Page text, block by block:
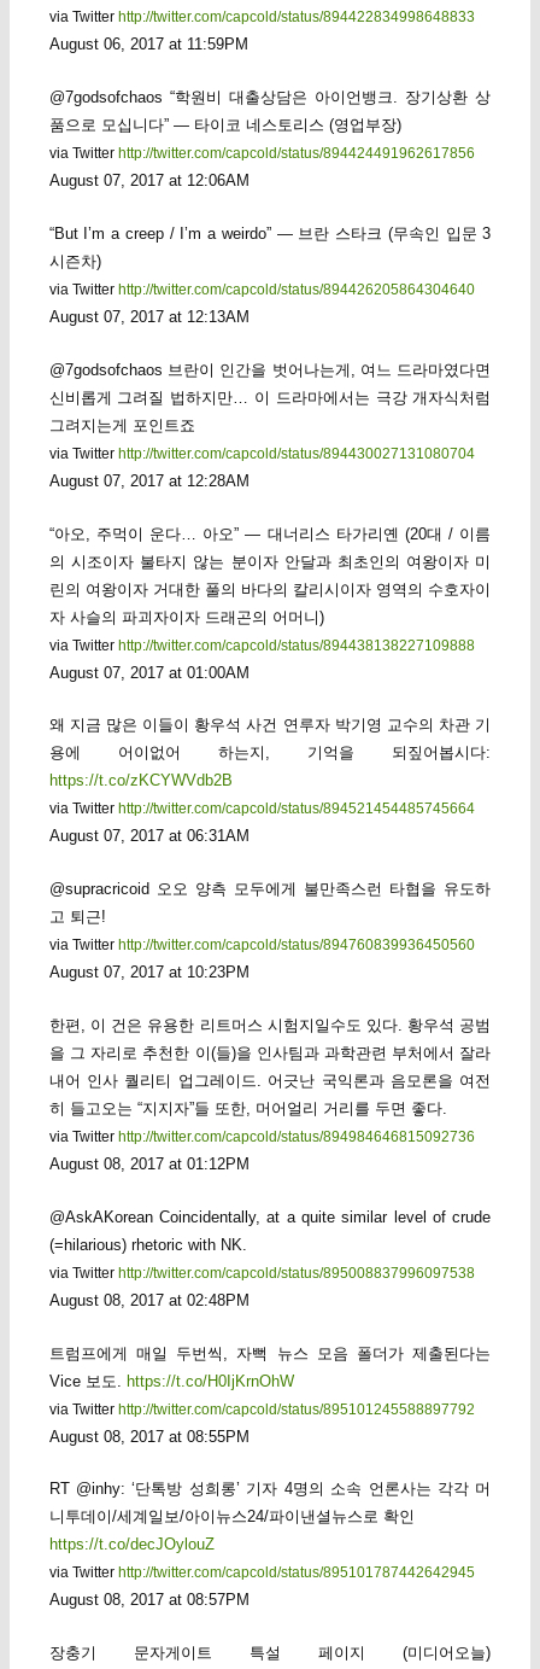
via Twitter http://twitter.com/capcold/status/894422834998648833
August 06, 2017 at 11:59PM
@7godsofchaos “학원비 대출상담은 아이언뱅크. 장기상환 상
품으로 모십니다” — 타이코 네스토리스 (영업부장)
via Twitter http://twitter.com/capcold/status/894424491962617856
August 07, 2017 at 12:06AM
“But I’m a creep / I’m a weirdo” — 브란 스타크 (무속인 입문 3
시즌차)
via Twitter http://twitter.com/capcold/status/894426205864304640
August 07, 2017 at 12:13AM
@7godsofchaos 브란이 인간을 벗어나는게, 여느 드라마였다면
신비롭게 그려질 법하지만… 이 드라마에서는 극강 개자식처럼
그려지는게 포인트죠
via Twitter http://twitter.com/capcold/status/894430027131080704
August 07, 2017 at 12:28AM
“아오, 주먹이 운다… 아오” — 대너리스 타가리옌 (20대 / 이름
의 시조이자 불타지 않는 분이자 안달과 최초인의 여왕이자 미
린의 여왕이자 거대한 풀의 바다의 칼리시이자 영역의 수호자이
자 사슬의 파괴자이자 드래곤의 어머니)
via Twitter http://twitter.com/capcold/status/894438138227109888
August 07, 2017 at 01:00AM
왜 지금 많은 이들이 황우석 사건 연루자 박기영 교수의 차관 기
용에 어이없어 하는지, 기억을 되짚어봅시다:
https://t.co/zKCYWVdb2B
via Twitter http://twitter.com/capcold/status/894521454485745664
August 07, 2017 at 06:31AM
@supracricoid 오오 양측 모두에게 불만족스런 타협을 유도하
고 퇴근!
via Twitter http://twitter.com/capcold/status/894760839936450560
August 07, 2017 at 10:23PM
한편, 이 건은 유용한 리트머스 시험지일수도 있다. 황우석 공범
을 그 자리로 추천한 이(들)을 인사팀과 과학관련 부처에서 잘라
내어 인사 퀄리티 업그레이드. 어긋난 국익론과 음모론을 여전
히 들고오는 “지지자”들 또한, 머어얼리 거리를 두면 좋다.
via Twitter http://twitter.com/capcold/status/894984646815092736
August 08, 2017 at 01:12PM
@AskAKorean Coincidentally, at a quite similar level of crude
(=hilarious) rhetoric with NK.
via Twitter http://twitter.com/capcold/status/895008837996097538
August 08, 2017 at 02:48PM
트럼프에게 매일 두번씩, 자뻑 뉴스 모음 폴더가 제출된다는
Vice 보도. https://t.co/H0IjKrnOhW
via Twitter http://twitter.com/capcold/status/895101245588897792
August 08, 2017 at 08:55PM
RT @inhy: ‘단톡방 성희롱’ 기자 4명의 소속 언론사는 각각 머
니투데이/세계일보/아이뉴스24/파이낸셜뉴스로 확인
https://t.co/decJOylouZ
via Twitter http://twitter.com/capcold/status/895101787442642945
August 08, 2017 at 08:57PM
장충기 문자게이트 특설 페이지 (미디어오늘)